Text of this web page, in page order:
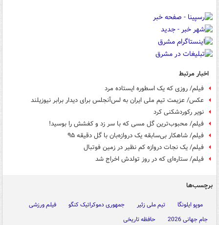
اخبار مرتبط
فیلم/ روزی که یک اسطوره ایستاده مرد
عکس/ عزیمت تیم ملی ایران به لس‌آنجلس برای دیدار برابر نیوزیلند
نویر رکوردشکنی کرد
فیلم/ محبوب‌ترین گل مسی که با سر زد و کفشش را بوسید!
فیلم/ شاهکار بی‌سابقه یک دروازه‌بان با گل دقیقه ۹۵
فیلم/ یک نجات دروازه کم نظیر در زمین فوتبال
فیلم/ ستاره‌ای که در روز تولدش اخراج شد
برچسب‌ها
موپو ایلونگا تیم ملی زئیر جمهوری دموکراتیک کنگو
فیلم ورزشی
جام جهانی 2026
حافظه تاریخی